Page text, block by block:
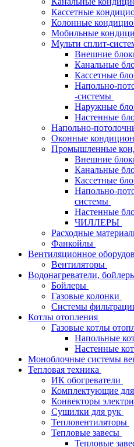
Кассетные
Колонные
Мобильные
Мульти сплит-
Внешние
Канальные
Кассетные
Напольно-
-системы
Наружные
Настенные
Напольно-
Оконные
Промышленные
Внешние
Канальные
Кассетные
Напольно-
системы
Настенные
ЧИЛЛЕРЫ
Расходные
Фанкойлы
Вентиляционное
Вентиляторы
Водонагреватели,
Бойлеры
Газовые колонки
Системы
Котлы отопления
Газовые котлы
Напольные
Настенные
Моноблочные системы
Тепловая техника
ИК обогреватели
Комплектующие
Конвекторы
Сушилки для рук
Тепловентиляторы
Тепловые завесы
Тепловые